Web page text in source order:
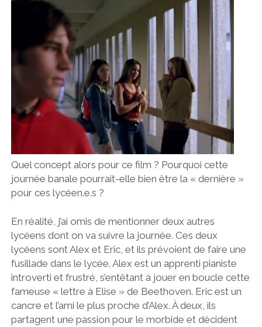
Quel concept alors pour ce film ? Pourquoi cette
journée banale pourrait-elle bien être la « dernière »
pour ces lycéen.e.s ?
En réalité, j’ai omis de mentionner deux autres
lycéens dont on va suivre la journée. Ces deux
lycéens sont Alex et Eric, et ils prévoient de faire une
fusillade dans le lycée. Alex est un apprenti pianiste
introverti et frustré, s’entêtant à jouer en boucle cette
fameuse « lettre à Elise » de Beethoven. Eric est un
cancre et l’ami le plus proche d’Alex. À deux, ils
partagent une passion pour le morbide et décident